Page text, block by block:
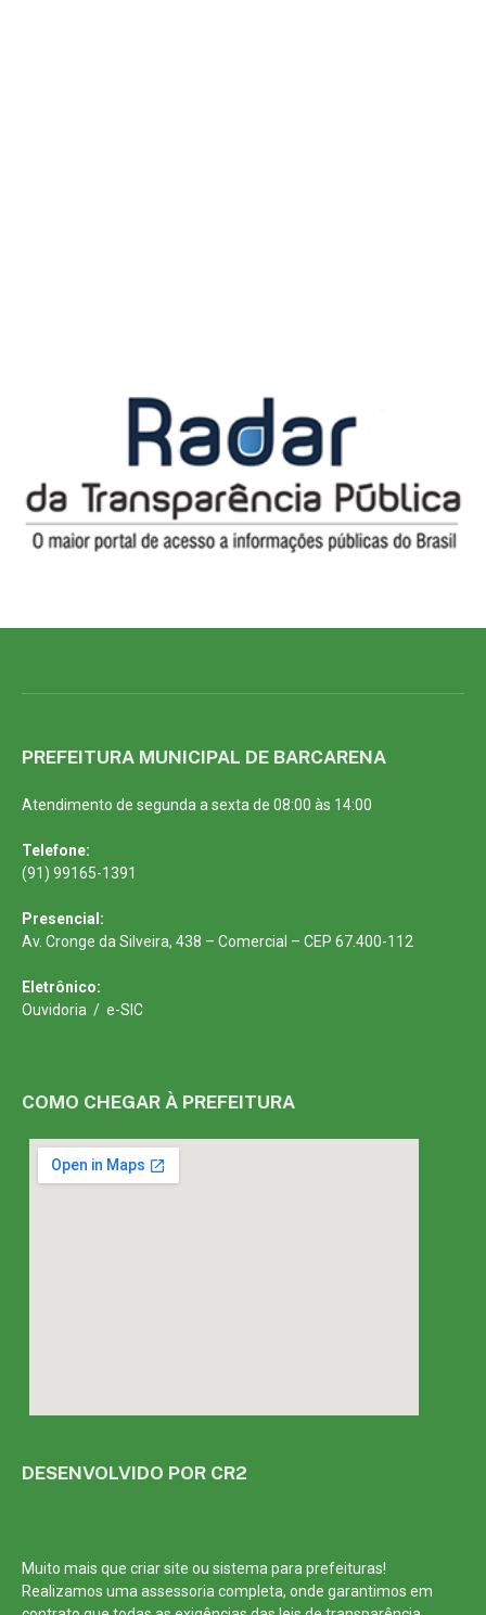
PREFEITURA MUNICIPAL DE BARCARENA
Atendimento de segunda a sexta de 08:00 às 14:00
Telefone:
(91) 99165-1391
Presencial:
Av. Cronge da Silveira, 438 – Comercial – CEP 67.400-112
Eletrônico:
Ouvidoria / e-SIC
COMO CHEGAR À PREFEITURA
DESENVOLVIDO POR CR2
Muito mais que criar site ou sistema para prefeituras!
Realizamos uma assessoria completa, onde garantimos em